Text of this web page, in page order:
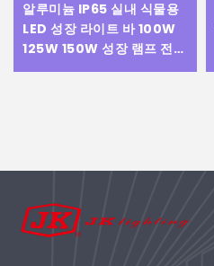
알루미늄 IP65 실내 식물용
LED 성장 라이트 바 100W
125W 150W 성장 램프 전체
사이클 스펙트럼 온실 식물